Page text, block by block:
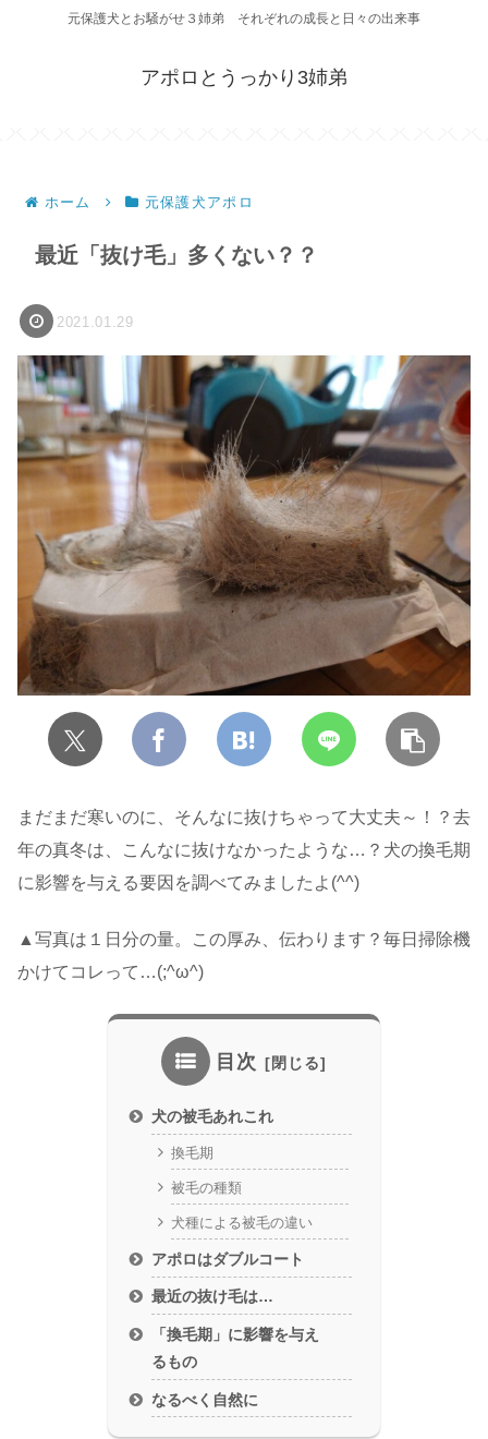
元保護犬とお騒がせ３姉弟 それぞれの成長と日々の出来事
アポロとうっかり3姉弟
ホーム 元保護犬アポロ
最近「抜け毛」多くない？？
2021.01.29
まだまだ寒いのに、そんなに抜けちゃって大丈夫～！？去
年の真冬は、こんなに抜けなかったような…？犬の換毛期
に影響を与える要因を調べてみましたよ(^^)
▲写真は１日分の量。この厚み、伝わります？毎日掃除機
かけてコレって…(;^ω^)
目次
犬の被毛あれこれ
換毛期
被毛の種類
犬種による被毛の違い
アポロはダブルコート
最近の抜け毛は…
「換毛期」に影響を与え
るもの
なるべく自然に